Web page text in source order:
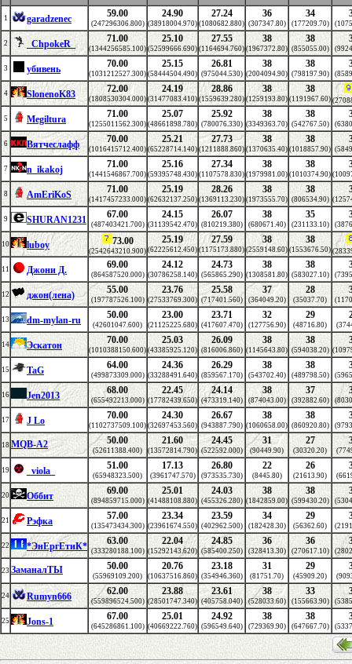
1 garadzenec 59.00
(247296306.800)
24.90
(38918004.970)
27.24
(1080682.880)
36
(307347.80)
34
(177209.70)
2 _ChpokeR_ 71.00
(1344256585.100)
25.10
(52599666.690)
27.55
(1164694.760)
38
(1967372.80)
38
(855055.00)
3 убивень 70.00
(1031212527.300)
25.15
(58444504.490)
26.81
(975044.530)
38
(2004094.90)
38
(798197.90)
4 SlonenoK83 72.00
(1808530304.000)
24.19
(31477083.410)
28.86
(1559639.280)
38
(1259193.80)
38
(1191967.60)
5 Megiltura 71.00
(1255011562.300)
25.07
(48661898.780)
25.92
(780076.330)
38
(3349363.70)
38
(542767.50)
6 Вятчеслафф 70.00
(1016415712.400)
25.21
(65228714.140)
27.73
(1211888.860)
38
(1370635.40)
38
(1018857.90)
7 n_ikakoj 71.00
(1441546867.700)
25.16
(59395748.430)
27.34
(1107578.830)
38
(1979981.00)
38
(1010374.90)
8 AmEriKoS 71.00
(1417457233.000)
25.19
(62632137.250)
28.26
(1369113.230)
38
(1973555.70)
38
(806534.90)
9 SHURAN1231 67.00
(487403421.700)
24.15
(31139542.470)
26.07
(810219.380)
38
(680671.40)
35
(231133.10)
10 luboy 73.00
(2542643210.900)
25.19
(62225612.450)
27.59
(1175173.880)
38
(2559148.60)
38
(1553676.50)
11 Джони Д. 69.00
(864587520.000)
24.12
(30786258.140)
24.73
(565865.290)
38
(1308581.80)
38
(583027.10)
12 джон(лена) 55.00
(197787526.100)
23.76
(27533769.300)
25.58
(717401.560)
37
(364049.20)
28
(35037.70)
13 dm-mylan-ru 50.00
(42601047.600)
23.00
(21125225.680)
23.71
(417607.470)
32
(127756.90)
29
(48716.80)
14 Эскатон 70.00
(1010388150.600)
25.03
(43385925.120)
26.09
(816006.860)
38
(1145643.80)
38
(594038.20)
15 TaG 64.00
(499873309.000)
24.36
(33288491.640)
26.29
(859567.170)
38
(543702.40)
38
(489798.50)
16 Jen2013 68.00
(655492213.000)
22.45
(17782439.650)
24.14
(473319.140)
38
(874043.00)
37
(392882.60)
17 J Lo 70.00
(1102737509.100)
24.30
(32697453.560)
26.67
(943887.790)
38
(1060658.00)
38
(860920.80)
18 MQB-A2 50.00
(52611388.400)
21.60
(13572814.790)
24.45
(522592.000)
31
(90449.90)
27
(30320.20)
19 _viola_ 51.00
(65948323.500)
17.13
(3961747.570)
26.80
(973535.730)
22
(8445.80)
26
(21613.90)
20 Оббит 69.00
(894859715.000)
25.01
(41488108.880)
24.03
(455326.280)
38
(1842859.00)
38
(599430.20)
21 Рэфка 57.00
(135473434.300)
23.34
(23961674.550)
23.59
(402962.500)
34
(182428.30)
29
(56362.60)
22 *ЭнЕргЕтиК* 63.00
(333280188.100)
22.04
(15292143.620)
24.85
(585400.250)
36
(328413.30)
36
(270617.10)
23 ЗаманалТЫ 50.00
(55969109.200)
20.76
(10637516.860)
23.18
(354946.360)
31
(81751.70)
29
(45909.20)
24 Rumyn666 62.00
(559896524.500)
23.88
(28501747.340)
23.61
(405758.040)
38
(528033.60)
33
(155663.90)
25 Jons-1 67.00
(645286861.100)
25.01
(40669222.760)
24.92
(596549.640)
38
(729369.90)
38
(647667.70)